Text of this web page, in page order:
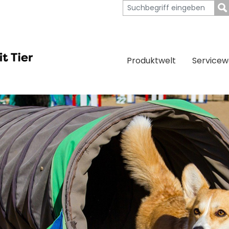
Produktwelt